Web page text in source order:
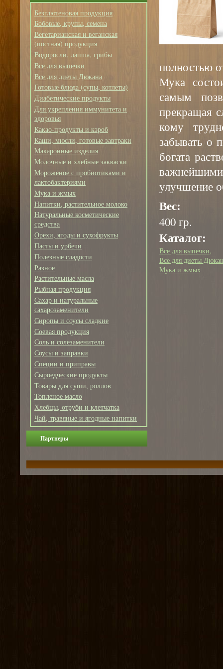
Безглютеновая продукция
Бобовые, крупы, семена
Вегетарианская и веганская
(постная) продукция
Водоросли, лапша, грибы
Все для выпечки
Все для диеты Дюкана
Готовые блюда (супы, котлеты)
Диабетические продукты
Для укрепления иммунитета и
здоровья
Какао-продукты и кэроб
Каши, мюсли, готовые завтраки
Макаронные изделия
Молочные и хлебные закваски
Мороженое с пробиотиками и
лактобактериями
Мука и жмых
Напитки, растительное молоко
Натуральные косметические
средства
Орехи, ягоды и сухофрукты
Пасты и урбечи
Полезные сладости
Разное
Растительные масла
Рыбная продукция
Сахар и натуральные
сахарозаменители
Сиропы и соусы сладкие
Соевая продукция
Соль и солезаменители
Соусы и заправки
Специи и приправы
Сыроедческие продукты
Товары для суши, роллов
Топленое масло
Хлебцы, отруби и клетчатка
Чай, травяные и ягодные напитки
Партнеры
полностью
Мука
самым
прекращая
кому
забывать о
богата
улучшение
Вес:
400 гр.
Каталог:
Все для выпечки
Все для диеты
Мука и жмых